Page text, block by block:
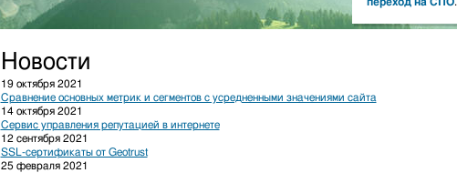
Новости
19 октября 2021
Сравнение основных метрик и сегментов с усредненными значениями сайта
14 октября 2021
Сервис управления репутацией в интернете
12 сентября 2021
SSL-сертификаты от Geotrust
25 февраля 2021